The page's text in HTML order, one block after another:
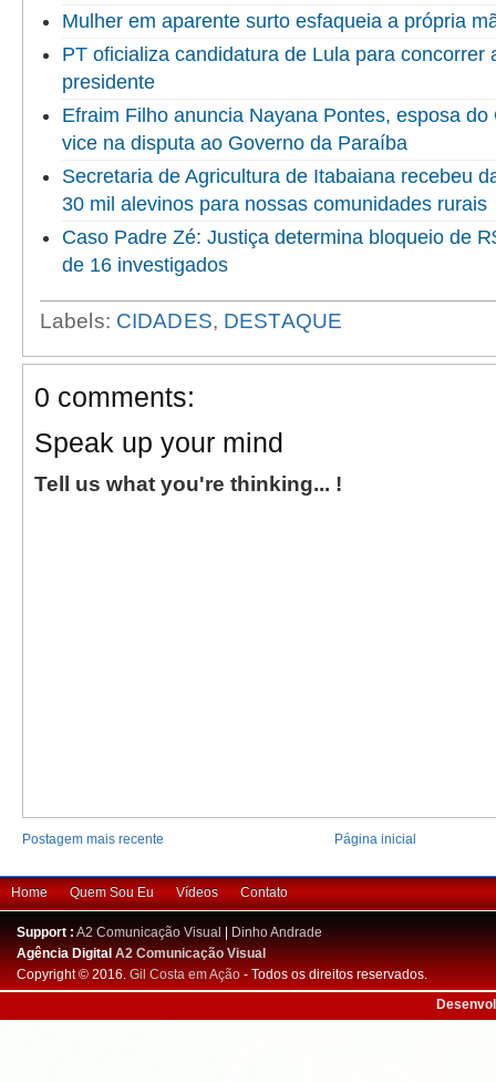
Mulher em aparente surto esfaqueia a própria
PT oficializa candidatura de Lula para concorrer
presidente
Efraim Filho anuncia Nayana Pontes, esposa
vice na disputa ao Governo da Paraíba
Secretaria de Agricultura de Itabaiana recebeu
30 mil alevinos para nossas comunidades rurais
Caso Padre Zé: Justiça determina bloqueio de
de 16 investigados
Labels: CIDADES, DESTAQUE
0 comments:
Speak up your mind
Tell us what you're thinking... !
Postagem mais recente Página inicial
Home Quem Sou Eu Vídeos Contato
Support : A2 Comunicação Visual | Dinho Andrade
Agência DigitalA2 Comunicação Visual
Copyright © 2016. Gil Costa em Ação - Todos os direitos reservados.